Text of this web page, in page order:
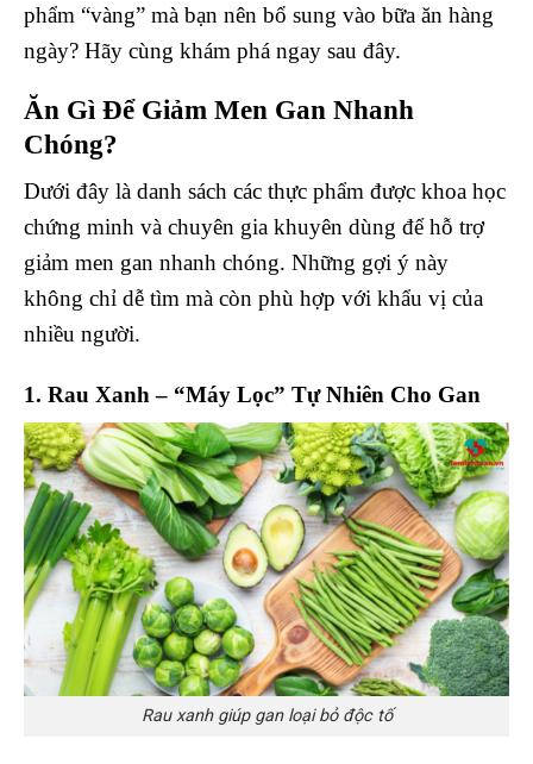
phẩm “vàng” mà bạn nên bổ sung vào bữa ăn hàng
ngày? Hãy cùng khám phá ngay sau đây.
Ăn Gì Để Giảm Men Gan Nhanh
Chóng?
Dưới đây là danh sách các thực phẩm được khoa học
chứng minh và chuyên gia khuyên dùng để hỗ trợ
giảm men gan nhanh chóng. Những gợi ý này
không chỉ dễ tìm mà còn phù hợp với khẩu vị của
nhiều người.
1. Rau Xanh – “Máy Lọc” Tự Nhiên Cho Gan
Rau xanh giúp gan loại bỏ độc tố